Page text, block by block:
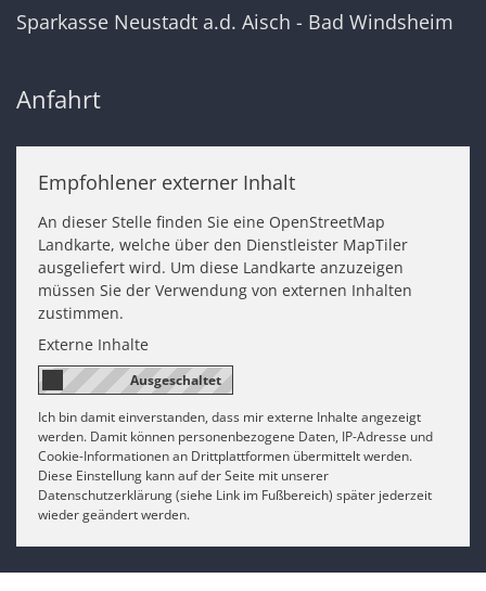
Sparkasse Neustadt a.d. Aisch - Bad Windsheim
Anfahrt
Empfohlener externer Inhalt
An dieser Stelle finden Sie eine OpenStreetMap
Landkarte, welche über den Dienstleister MapTiler
ausgeliefert wird. Um diese Landkarte anzuzeigen
müssen Sie der Verwendung von externen Inhalten
zustimmen.
Externe Inhalte
Ich bin damit einverstanden, dass mir externe Inhalte angezeigt
werden. Damit können personenbezogene Daten, IP-Adresse und
Cookie-Informationen an Drittplattformen übermittelt werden.
Diese Einstellung kann auf der Seite mit unserer
Datenschutzerklärung (siehe Link im Fußbereich) später jederzeit
wieder geändert werden.